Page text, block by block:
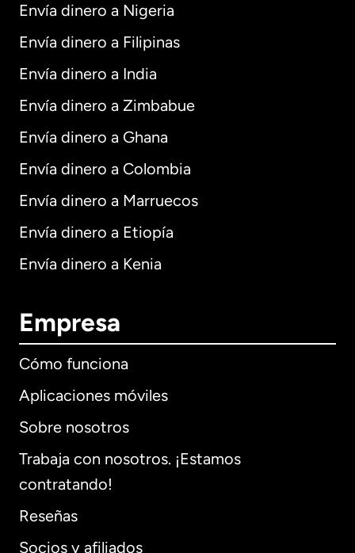
Envía dinero a Nigeria
Envía dinero a Filipinas
Envía dinero a India
Envía dinero a Zimbabue
Envía dinero a Ghana
Envía dinero a Colombia
Envía dinero a Marruecos
Envía dinero a Etiopía
Envía dinero a Kenia
Empresa
Cómo funciona
Aplicaciones móviles
Sobre nosotros
Trabaja con nosotros. ¡Estamos
contratando!
Reseñas
Socios y afiliados